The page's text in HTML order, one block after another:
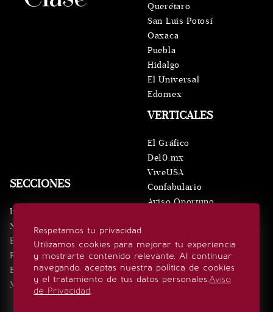
Respetamos tu privacidad
Utilizamos cookies para mejorar tu experiencia
y mostrarte contenido relevante. Al continuar
navegando, aceptas nuestra política de cookies
y el tratamiento de tus datos personales.Aviso
de Privacidad.
SECCIONES
Inicio
Noticias
Eventos
Realeza
Estilo de vida
Minuto x Minuto
VERTICALES
El Gráfico
De10.mx
ViveUSA
Confabulario
Aviso Oportuno
Querétaro
San Luis Potosí
Oaxaca
Puebla
Hidalgo
El Universal
Edomex
SÍGUENOS